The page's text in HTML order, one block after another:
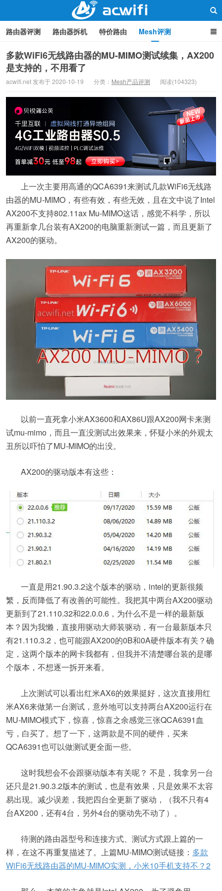
路由器交流
路由器评测 路由器拆机 特价路由 Mesh评测
路由器设置 软路由 路由器刷机 品牌分类 监控
中继/桥接 WIFI周边产品
多款WiFi6无线路由器的MU-MIMO测试续集，AX200
是支持的，不用看了
acwifi.net 发布于 2020-10-19 分类： Mesh产品评测 阅读(104323)
上一次主要用高通的QCA6391来测试几款WiFi6无线路
由器的MU-MIMO，有些有效，有些无效，且在文中说了Intel
AX200不支持802.11ax Mu-MIMO这话，感觉不科学，所以
再重新拿几台装有AX200的电脑重新测试一篇，而且更新了
AX200的驱动。
以前一直死拿小米AX3600和AX86U跟AX200网卡来测
试mu-mimo，而且一直没测试出效果来，怀疑小米的外观太
丑所以吓怕了MU-MIMO的出没。
AX200的驱动版本有这些：
一直是用21.90.3.2这个版本的驱动，intel的更新很频
繁，反而降低了有改善的可能性。我把其中两台AX200驱动
更新到了21.110.32和22.0.0.6，为什么不是一样的最新版
本？因为我懒，直接用驱动大师装驱动，有一台最新版本只
有21.110.3.2，也可能跟AX200的0B和0A硬件版本有关？确
定，这两个版本的网卡我都有，但我并不清楚哪台装的是哪
个版本，不想逐一拆开来看。
上次测试可以看出红米AX6的效果挺好，这次直接用红
米AX6来做第一台测试，意外地可以支持两台AX200运行在
MU-MIMO模式下，惊喜，惊喜之余感觉三张QCA6391血
亏，白买了。想了一下，这两款是不同的硬件，买来
QCA6391也可以做测试更全面一些。
这时我想会不会跟驱动版本有关呢？ 不是，我拿另一台
还只是21.90.3.2版本的测试，也是有效果，只是效果不太容
易出现。减少误差，我把四台全更新了驱动，（我不只有4
台AX200，还有4台，另外4台的驱动先不动了）。
待测的路由器型号和连接方式、测试方式跟上篇的一
样，在这不再重复描述了。上篇MU-MIMO测试链接： 多款
WiFi6无线路由器的MU-MIMO实测，小米10手机支持不？2